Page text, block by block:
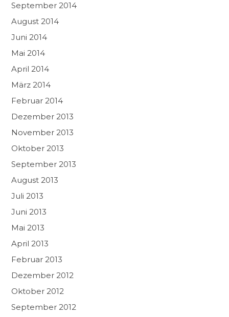
September 2014
August 2014
Juni 2014
Mai 2014
April 2014
März 2014
Februar 2014
Dezember 2013
November 2013
Oktober 2013
September 2013
August 2013
Juli 2013
Juni 2013
Mai 2013
April 2013
Februar 2013
Dezember 2012
Oktober 2012
September 2012